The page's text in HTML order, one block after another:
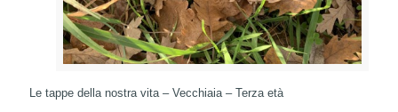
Le tappe della nostra vita – Vecchiaia – Terza età